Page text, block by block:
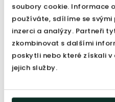
soubory cookie. Informace
používáte, sdílíme se
inzerci a analýzy. Partneři
zkombinovat s dalšími
poskytli nebo které získali
jejich služby.